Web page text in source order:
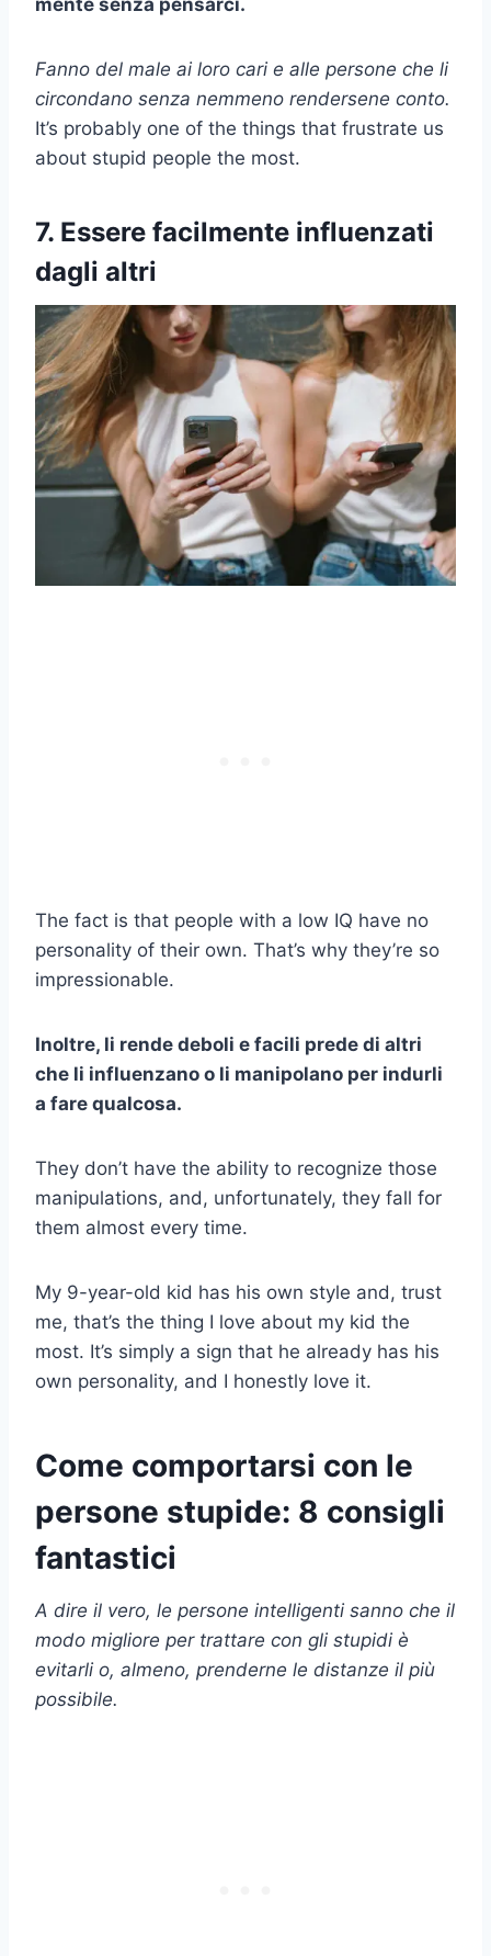
mente senza pensarci.
Fanno del male ai loro cari e alle persone che li
circondano senza nemmeno rendersene conto.
It’s probably one of the things that frustrate us
about stupid people the most.
7. Essere facilmente influenzati
dagli altri
The fact is that people with a low IQ have no
personality of their own. That’s why they’re so
impressionable.
Inoltre, li rende deboli e facili prede di altri
che li influenzano o li manipolano per indurli
a fare qualcosa.
They don’t have the ability to recognize those
manipulations, and, unfortunately, they fall for
them almost every time.
My 9-year-old kid has his own style and, trust
me, that’s the thing I love about my kid the
most. It’s simply a sign that he already has his
own personality, and I honestly love it.
Come comportarsi con le
persone stupide: 8 consigli
fantastici
A dire il vero, le persone intelligenti sanno che il
modo migliore per trattare con gli stupidi è
evitarli o, almeno, prenderne le distanze il più
possibile.